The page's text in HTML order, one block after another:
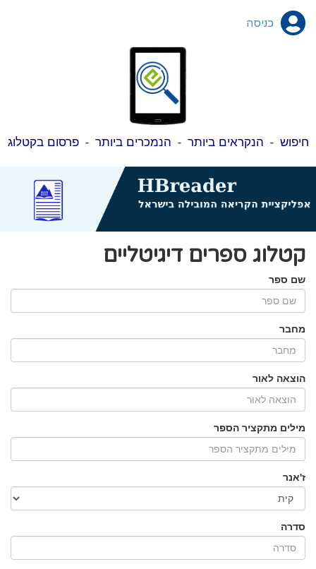
כניסה
חיפוש - הנקראים ביותר - הנמכרים ביותר -פרסום בקטלוג
קטלוג ספרים דיגיטליים
שם ספר
מחבר
הוצאה לאור
מילים מתקציר הספר
ז'אנר
סדרה